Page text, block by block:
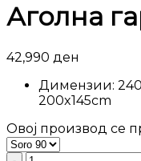
Аголна
42,990 ден
Димензии:
200x145cm
Овој производ се